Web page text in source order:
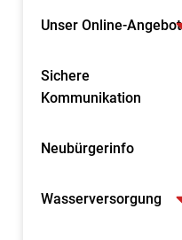
Unser Online-Angebot
Sichere
Kommunikation
Neubürgerinfo
Wasserversorgung